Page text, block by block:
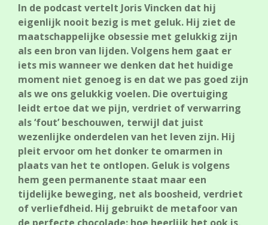
In de podcast vertelt Joris Vincken dat hij
eigenlijk nooit bezig is met geluk. Hij ziet de
maatschappelijke obsessie met gelukkig zijn
als een bron van lijden. Volgens hem gaat er
iets mis wanneer we denken dat het huidige
moment niet genoeg is en dat we pas goed zijn
als we ons gelukkig voelen. Die overtuiging
leidt ertoe dat we pijn, verdriet of verwarring
als ‘fout’ beschouwen, terwijl dat juist
wezenlijke onderdelen van het leven zijn. Hij
pleit ervoor om het donker te omarmen in
plaats van het te ontlopen. Geluk is volgens
hem geen permanente staat maar een
tijdelijke beweging, net als boosheid, verdriet
of verliefdheid. Hij gebruikt de metafoor van
de perfecte chocolade: hoe heerlijk het ook is,